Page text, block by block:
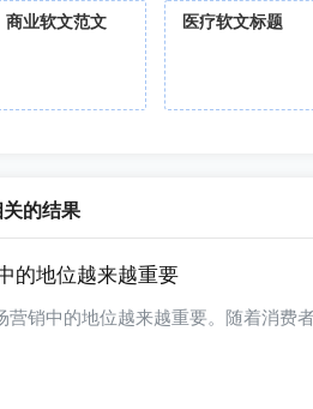
商业软文范文 医疗软文标题
的结果
的地位越来越重要
营销中的地位越来越重要。随着消费